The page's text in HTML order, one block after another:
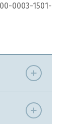
0003-1501-